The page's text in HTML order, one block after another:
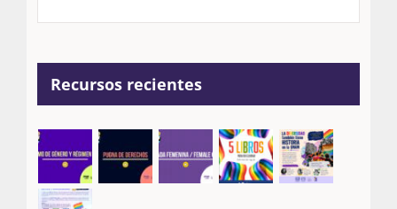
Recursos recientes